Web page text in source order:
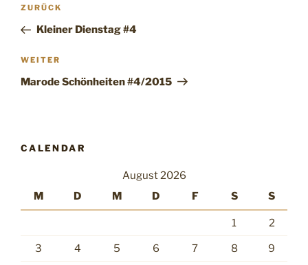
Vorheriger
Beitrag
ZURÜCK
Kleiner Dienstag #4
Nächster
Beitrag
WEITER
Marode Schönheiten #4/2015
CALENDAR
August 2026
M
D M D F S S
1 2
3 4 5 6 7 8 9